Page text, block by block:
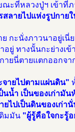
ณะที่หลวงปู่ฯ เข้าที่
สลายไปแห่งรูปกาย
ย กะนั่งภาวนาอยู่เนี่
อยู่ ทางนั้นกะย่างเ
ายนี่ตายแตกออกจา
จายไปตามแผ่นดิน"
นน้ำ เป็นของเก่ามั
ยไปเป็นดินของเก่า
มมัน "ผู้รู้คือใจกะรู้